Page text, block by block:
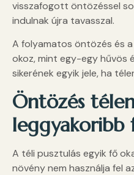
visszafogott öntözéssel
indulnak újra tavasszal.
A folyamatos öntözés és
okoz, mint egy-egy hűvös
sikerének egyik jele, ha
Öntözés
leggyakoribb
A téli pusztulás egyik fő
növény nem használja fel